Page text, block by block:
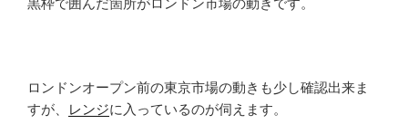
ロンドンオープン前の東京市場の動きも少し確認出来ま
すが、
レンジに入っているのが伺えます。